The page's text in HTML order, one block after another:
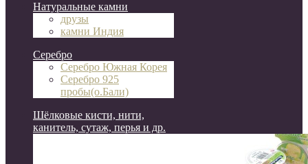
Натуральные камни
друзы
камни Индия
Серебро
Серебро Южная Корея
Серебро 925
пробы(о.Бали)
Шёлковые кисти, нити,
канитель, сутаж, перья и др.